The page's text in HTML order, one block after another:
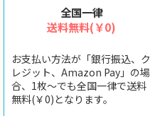
全国一律
送料無料(￥0)
お支払い方法が「銀行振込、ク
レジット、Amazon Pay」の場
合、1枚〜でも全国一律で送料
無料(￥0)となります。